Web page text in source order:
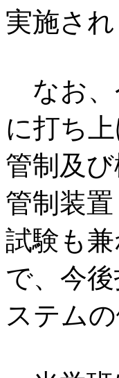
実施され
なお、
に打ち
管制及
管制装
試験も
で、今
ステム